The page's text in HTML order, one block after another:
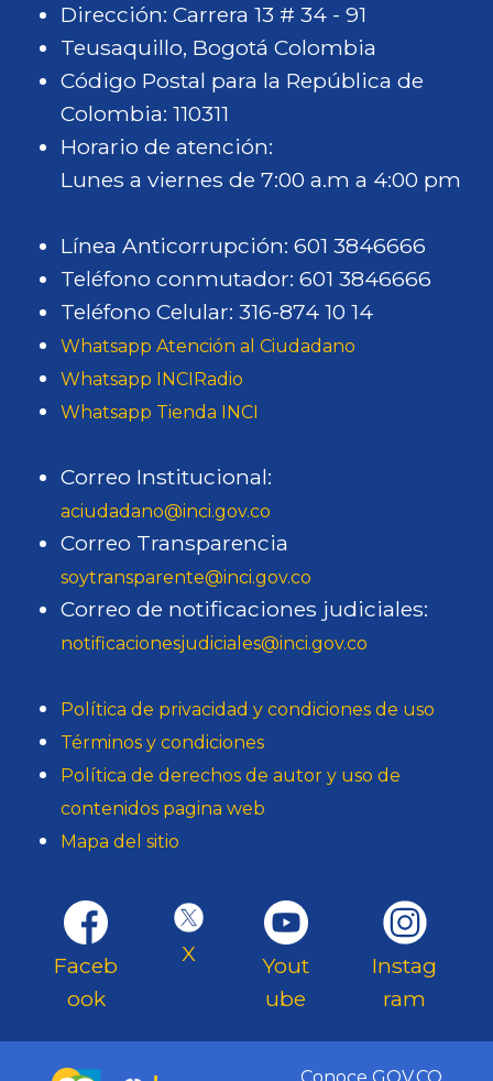
Dirección: Carrera 13 # 34 - 91
Teusaquillo, Bogotá Colombia
Código Postal para la República de
Colombia: 110311
Horario de atención:
Lunes a viernes de 7:00 a.m a 4:00 pm
Línea Anticorrupción: 601 3846666
Teléfono conmutador: 601 3846666
Teléfono Celular: 316-874 10 14
Whatsapp Atención al Ciudadano
Whatsapp INCIRadio
Whatsapp Tienda INCI
Correo Institucional:
aciudadano@inci.gov.co
Correo Transparencia
soytransparente@inci.gov.co
Correo de notificaciones judiciales:
notificacionesjudiciales@inci.gov.co
Política de privacidad y condiciones de uso
Términos y condiciones
Política de derechos de autor y uso de
contenidos pagina web
Mapa del sitio
Faceb
ook
X
Yout
ube
Instag
ram